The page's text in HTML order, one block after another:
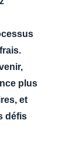
plus
et
défis